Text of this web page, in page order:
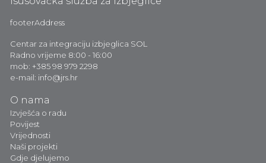
footerAddress
Centar za integraciju izbjeglica SOL
Radno vrijeme 8:00 - 16:00
mob: +385 98 979 2298
e-mail: info@jrs.hr
O nama
Izvješća o radu
Povijest
Vrijednosti
Naši projekti
Gdje djelujemo